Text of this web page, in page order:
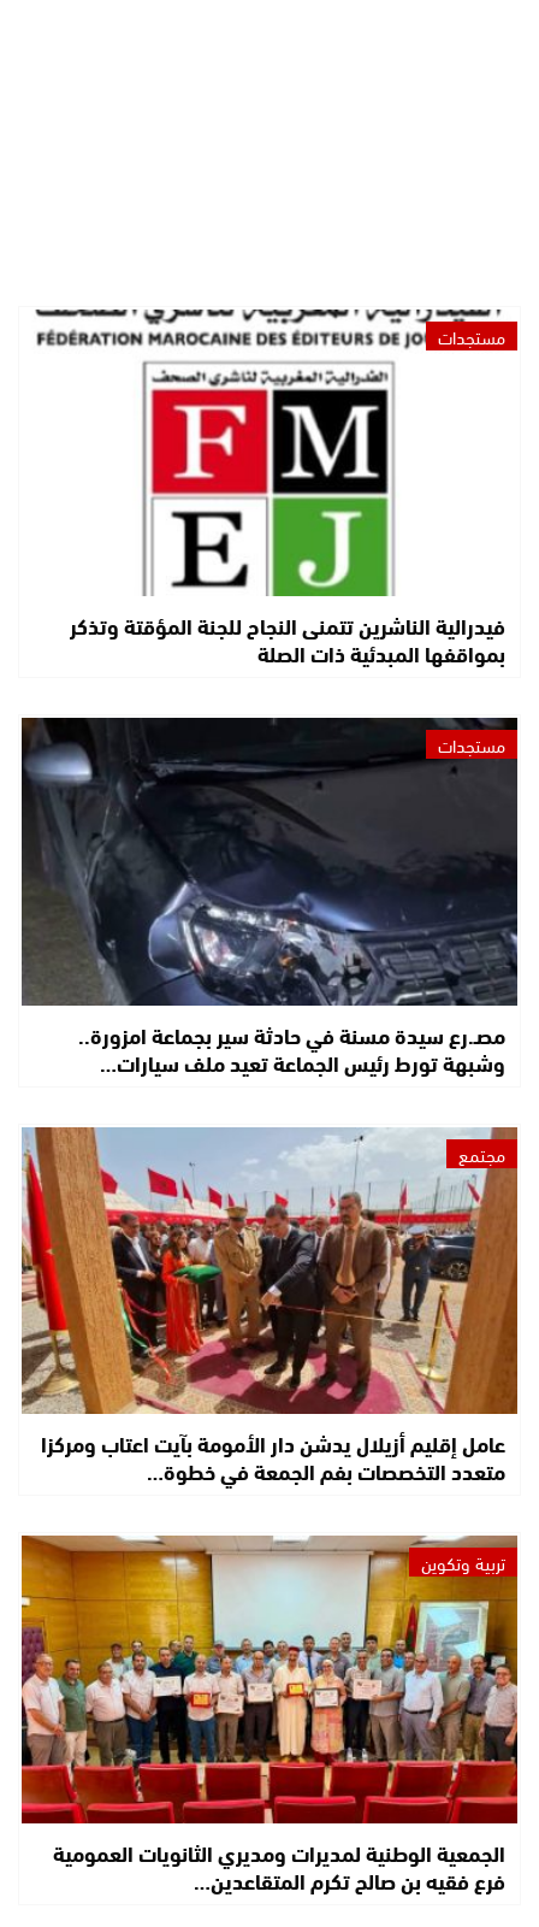
مستجدات
فيدرالية الناشرين تتمنى النجاح للجنة المؤقتة وتذكر
بمواقفها المبدئية ذات الصلة
مستجدات
مصـ.رع سيدة مسنة في حادثة سير بجماعة امزورة..
وشبهة تورط رئيس الجماعة تعيد ملف سيارات…
مجتمع
عامل إقليم أزيلال يدشن دار الأمومة بآيت اعتاب ومركزا
متعدد التخصصات بفم الجمعة في خطوة…
تربية وتكوين
الجمعية الوطنية لمديرات ومديري الثانويات العمومية
فرع فقيه بن صالح تكرم المتقاعدين…